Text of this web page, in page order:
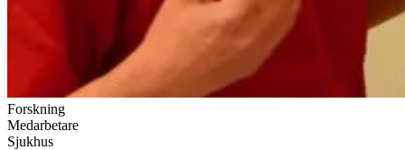
Forskning
Medarbetare
Sjukhus